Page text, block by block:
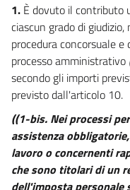
14
15
16
17
18
18 bis
Spese di
1. È dovuto il contributo
ciascun grado di
procedura concorsuale
processo amministrativo
secondo gli importi
previsto dall'articolo 10.
((1-bis. Nei processi
assistenza
lavoro o concernenti
che sono titolari di un
dell'imposta